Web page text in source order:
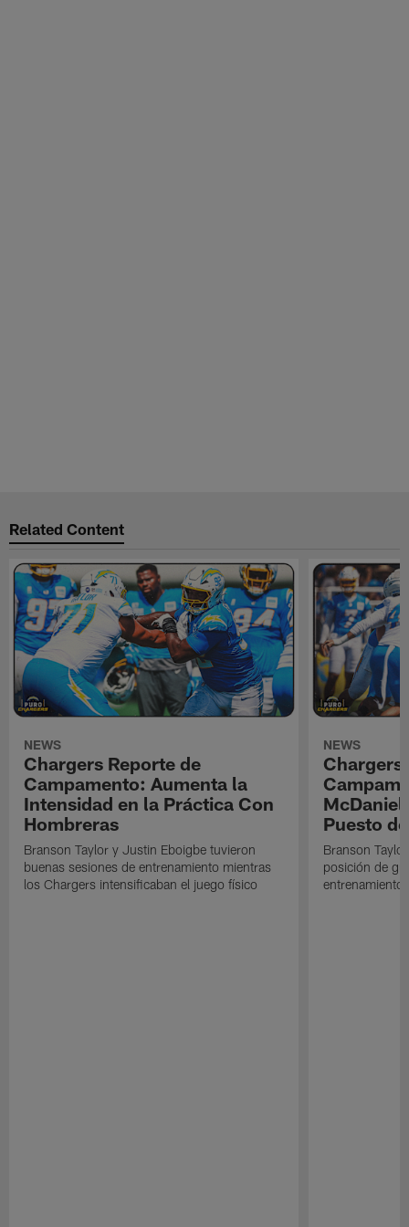
Related Content
NEWS
Chargers Reporte de
Campamento: Aumenta la
Intensidad en la Práctica Con
Hombreras
Branson Taylor y Justin Eboigbe tuvieron
buenas sesiones de entrenamiento mientras
los Chargers intensificaban el juego físico
NEWS
Chargers
Puesto
Branson
posición de
entrenamiento